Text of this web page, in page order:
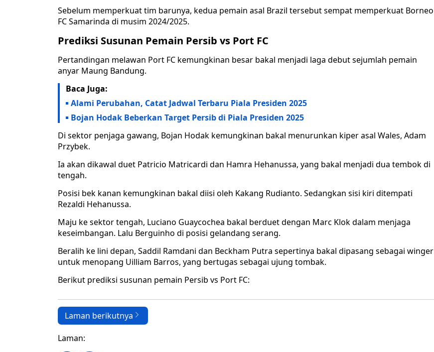
Sebelum memperkuat tim barunya, kedua pemain asal Brazil tersebut sempat memperkuat Borneo
FC Samarinda di musim 2024/2025.
Prediksi Susunan Pemain Persib vs Port FC
Pertandingan melawan Port FC kemungkinan besar bakal menjadi laga debut sejumlah pemain
anyar Maung Bandung.
Baca Juga:
Alami Perubahan, Catat Jadwal Terbaru Piala Presiden 2025
Bojan Hodak Beberkan Target Persib di Piala Presiden 2025
Di sektor penjaga gawang, Bojan Hodak kemungkinan bakal menurunkan kiper asal Wales, Adam
Przybek.
Ia akan dikawal duet Patricio Matricardi dan Hamra Hehanussa, yang bakal menjadi dua tembok di
tengah.
Posisi bek kanan kemungkinan bakal diisi oleh Kakang Rudianto. Sedangkan sisi kiri ditempati
Rezaldi Hehanussa.
Maju ke sektor tengah, Luciano Guaycochea bakal berduet dengan Marc Klok dalam menjaga
keseimbangan. Lalu Berguinho di posisi gelandang serang.
Beralih ke lini depan, Saddil Ramdani dan Beckham Putra sepertinya bakal dipasang sebagai winger
untuk menopang Uilliam Barros, yang bertugas sebagai ujung tombak.
Berikut prediksi susunan pemain Persib vs Port FC:
Laman berikutnya
Laman: